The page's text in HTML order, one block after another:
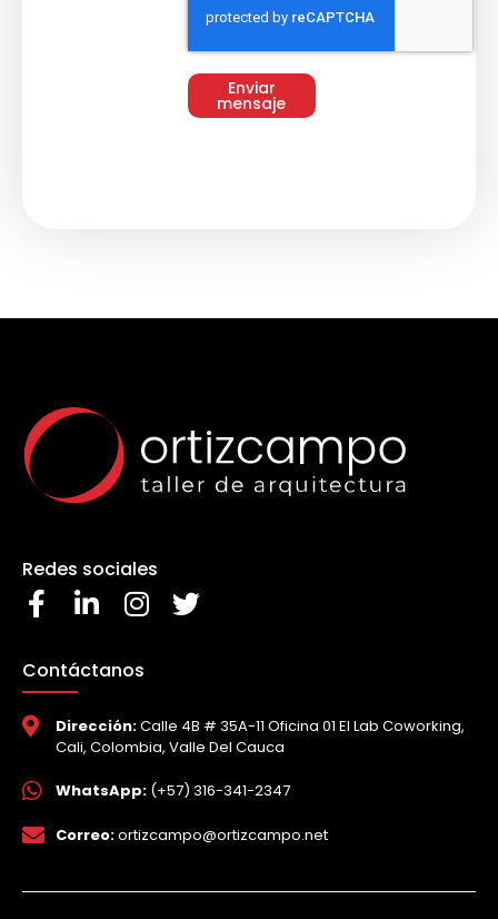
Enviar
mensaje
Redes sociales
Contáctanos
Dirección:Calle 4B # 35A-11 Oficina 01 El Lab Coworking,
Cali, Colombia, Valle Del Cauca
WhatsApp: (+57) 316-341-2347
Correo:ortizcampo@ortizcampo.net